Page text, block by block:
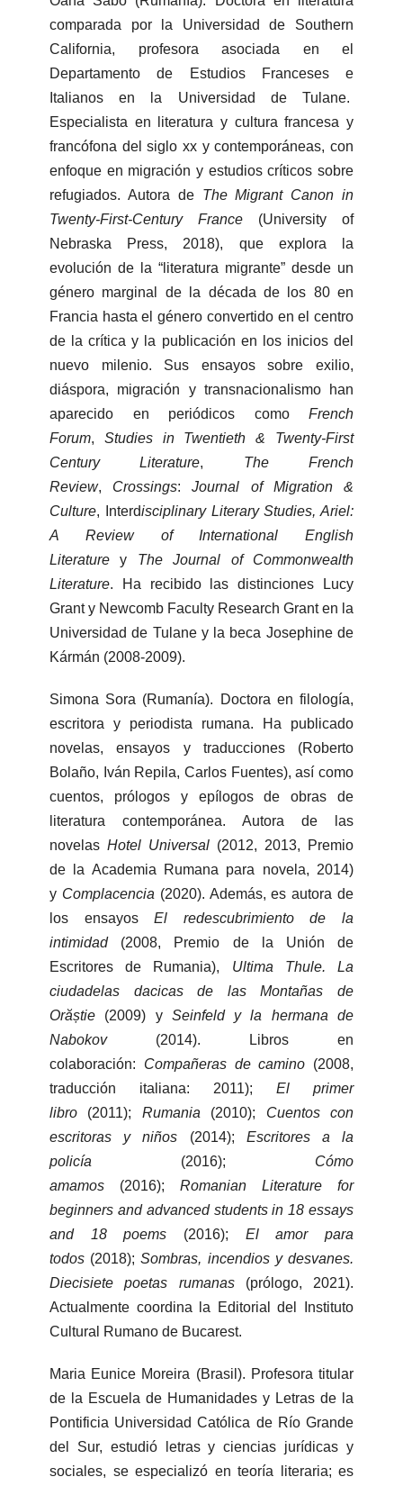
comparada por la Universidad de Southern
California, profesora asociada en el
Departamento de Estudios Franceses e
Italianos en la Universidad de Tulane.
Especialista en literatura y cultura francesa y
francófona del siglo xx y contemporáneas, con
enfoque en migración y estudios críticos sobre
refugiados. Autora de The Migrant Canon in
Twenty-First-Century France (University of
Nebraska Press, 2018), que explora la
evolución de la “literatura migrante” desde un
género marginal de la década de los 80 en
Francia hasta el género convertido en el centro
de la crítica y la publicación en los inicios del
nuevo milenio. Sus ensayos sobre exilio,
diáspora, migración y transnacionalismo han
aparecido en periódicos como French
Forum, Studies in Twentieth & Twenty-First
Century Literature, The French
Review, Crossings:Journal of Migration &
Culture, Interdisciplinary Literary Studies, Ariel:
A Review of International English
Literature y The Journal of Commonwealth
Literature. Ha recibido las distinciones Lucy
Grant y Newcomb Faculty Research Grant en la
Universidad de Tulane y la beca Josephine de
Kármán (2008-2009).
Simona Sora (Rumanía). Doctora en filología,
escritora y periodista rumana. Ha publicado
novelas, ensayos y traducciones (Roberto
Bolaño, Iván Repila, Carlos Fuentes), así como
cuentos, prólogos y epílogos de obras de
literatura contemporánea. Autora de las
novelas Hotel Universal (2012, 2013, Premio
de la Academia Rumana para novela, 2014)
y Complacencia (2020). Además, es autora de
los ensayosEl redescubrimiento de la
intimidad(2008, Premio de la Unión de
Escritores de Rumania), Ultima Thule. La
ciudadelas dacicas de las Montañas de
Orăștie (2009) y Seinfeld y la hermana de
Nabokov (2014). Libros en
colaboración: Compañeras de camino (2008,
traducción italiana: 2011); El primer
libro (2011); Rumania (2010); Cuentos con
escritoras y niños (2014); Escritores a la
policía (2016); Cómo
amamos (2016); Romanian Literature for
beginners and advanced students in 18 essays
and 18 poems (2016); El amor para
todos (2018);Sombras, incendios y desvanes.
Diecisiete poetas rumanas(prólogo, 2021).
Actualmente coordina la Editorial del Instituto
Cultural Rumano de Bucarest.
Maria Eunice Moreira (Brasil). Profesora titular
de la Escuela de Humanidades y Letras de la
Pontificia Universidad Católica de Río Grande
del Sur, estudió letras y ciencias jurídicas y
sociales, se especializó en teoría literaria; es